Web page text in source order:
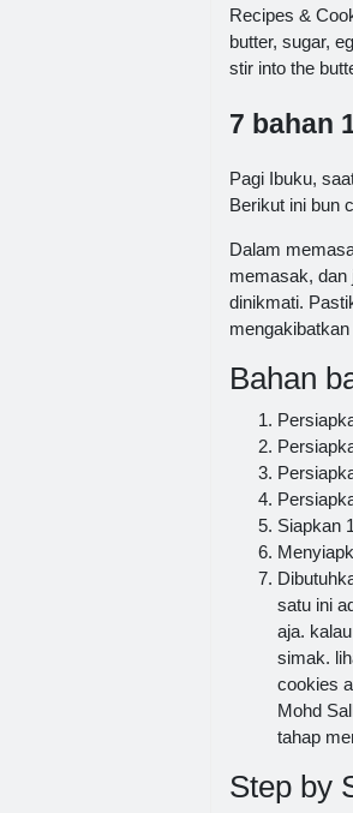
Recipes &
butter, sugar,
stir into the
7 bahan
Pagi Ibuku,
Berikut ini bun
Dalam
memasak, dan
dinikmati.
Bahan
Siapkan
satu ini
aja.
simak.
cookies
Mohd
tahap
Step by